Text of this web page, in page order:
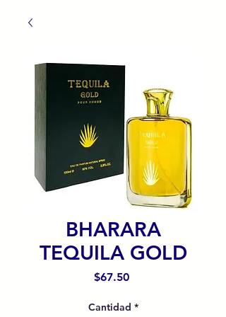
BHARARA
TEQUILA GOLD
$67.50Precio
Cantidad *